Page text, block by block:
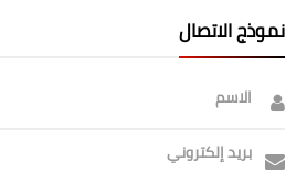
نموذج الاتصال
الاسم
بريد إلكتروني